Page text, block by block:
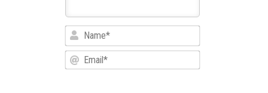
Name*
Email*